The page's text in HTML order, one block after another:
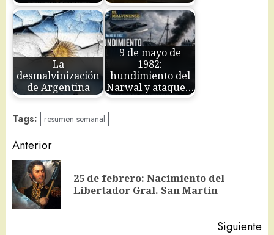
La
desmalvinización
de Argentina
9 de mayo de
1982:
hundimiento del
Narwal y ataque…
Tags: resumen semanal
Navegación
de
entradas
Anterior
25 de febrero: Nacimiento del
Libertador Gral. San Martín
Siguiente